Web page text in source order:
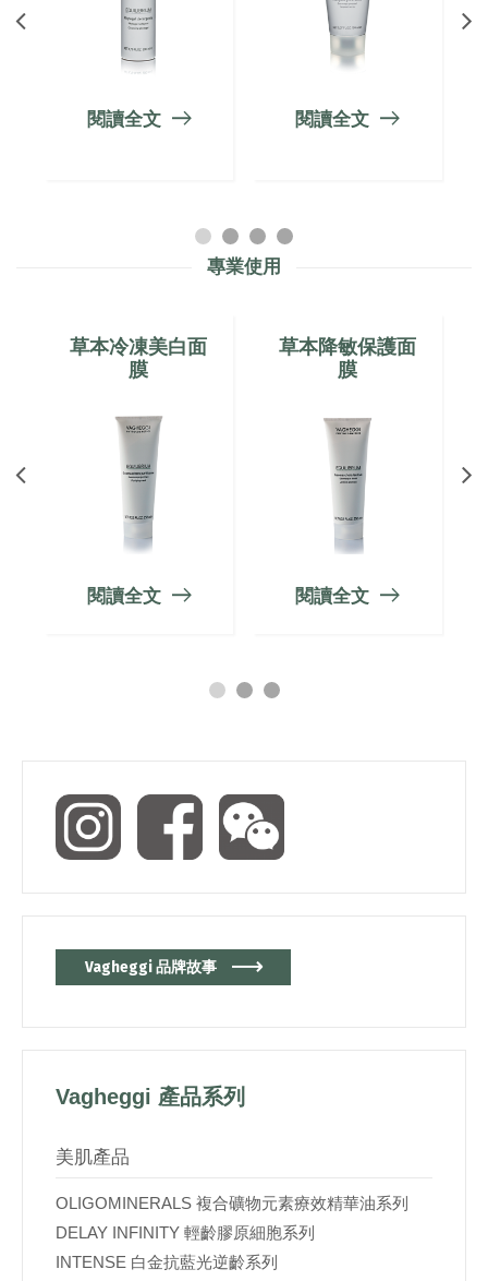
閱讀全文 閱讀全文
專業使用
草本冷凍美白面
膜
閱讀全文
草本降敏保護面
膜
閱讀全文
Vagheggi 品牌故事
Vagheggi 產品系列
美肌產品
OLIGOMINERALS 複合礦物元素療效精華油系列
DELAY INFINITY 輕齡膠原細胞系列
INTENSE 白金抗藍光逆齡系列